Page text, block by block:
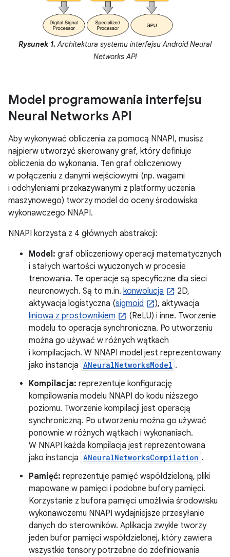
Rysunek 1. Architektura systemu interfejsu Android Neural
Networks API
Model programowania interfejsu
Neural Networks API
Aby wykonywać obliczenia za pomocą NNAPI, musisz
najpierw utworzyć skierowany graf, który definiuje
obliczenia do wykonania. Ten graf obliczeniowy
w połączeniu z danymi wejściowymi (np. wagami
i odchyleniami przekazywanymi z platformy uczenia
maszynowego) tworzy model do oceny środowiska
wykonawczego NNAPI.
NNAPI korzysta z 4 głównych abstrakcji:
Model: graf obliczeniowy operacji matematycznych
i stałych wartości wyuczonych w procesie
trenowania. Te operacje są specyficzne dla sieci
neuronowych. Są to m.in. konwolucja
2D,
aktywacja logistyczna (sigmoid
), aktywacja
liniowa z prostownikiem
(ReLU) i inne. Tworzenie
modelu to operacja synchroniczna. Po utworzeniu
można go używać w różnych wątkach
i kompilacjach. W NNAPI model jest reprezentowany
jako instancja ANeuralNetworksModel .
Kompilacja: reprezentuje konfigurację
kompilowania modelu NNAPI do kodu niższego
poziomu. Tworzenie kompilacji jest operacją
synchroniczną. Po utworzeniu można go używać
ponownie w różnych wątkach i wykonaniach.
W NNAPI każda kompilacja jest reprezentowana
jako instancja ANeuralNetworksCompilation .
Pamięć: reprezentuje pamięć współdzieloną, pliki
mapowane w pamięci i podobne bufory pamięci.
Korzystanie z bufora pamięci umożliwia środowisku
wykonawczemu NNAPI wydajniejsze przesyłanie
danych do sterowników. Aplikacja zwykle tworzy
jeden bufor pamięci współdzielonej, który zawiera
wszystkie tensory potrzebne do zdefiniowania